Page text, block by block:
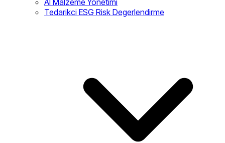
AI Malzeme Yönetimi
Tedarikci ESG Risk Degerlendirme